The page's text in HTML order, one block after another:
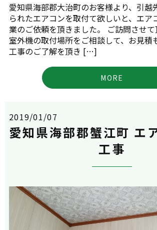
愛知県海部郡大治町のお客様より、引越
られたエアコンを取付て欲しいと、エア
業のご依頼を頂きました。 ご訪問させ
室外機の取付場所をご相談して、お見積
工事のご了解を頂き […]
MORE
2019/01/07
愛知県海部郡蟹江町 エ
工事